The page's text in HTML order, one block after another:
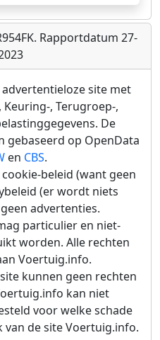
Rapportdatum 27-
site met
, Terugroep-,
De
gebaseerd op OpenData
en CBS.
beleid (want geen
(er wordt niets
advertenties.
particulier en niet-
worden. Alle rechten
Voertuig.info.
kunnen geen rechten
kan niet
voor welke schade
de site Voertuig.info.